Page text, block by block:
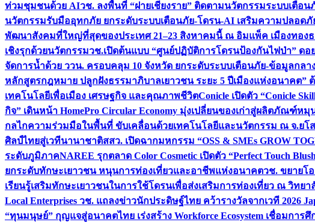
ท่วมชุมชนด้วย AIวช. ลงพื้นที่ “ฝายเชียงราย” ติดตามนวัตกรรมระบบเตื
นวัตกรรมรับมืออุทกภัย ยกระดับระบบเตือนภัย-โดรน-AI เสริมความปลอด
พัฒนาสังคมที่ใหญ่ที่สุดของประเทศ 21–23 สิงหาคมนี้ ณ อิมแพ็ค เมืองทอง
เชิงรุกด้วยนวัตกรรมวช.เปิดต้นแบบ “ศูนย์ปฏิบัติการโดรนป้องกันไฟป่า” ดอ
จัดการน้ำด้วย ววน. ครอบคลุม 10 จังหวัด ยกระดับระบบเตือนภัย-ข้อมูลกลา
หลักสูตรกฎหมาย ปลูกฝังธรรมาภิบาลเยาวชน ระยะ 5 ปีเมืองแห่งอนาคต”
เทคโนโลยีเพื่อเมือง เศรษฐกิจ และคุณภาพชีวิตConicle เปิดตัว “Conicle
กิจ” เดินหน้า HomePro Circular Economy มุ่งเปลี่ยนของเก่าสู่ผลิตภัณฑ์หมุ
กลไกความร่วมมือในพื้นที่ ขับเคลื่อนด้วยเทคโนโลยีและนวัตกรรม ณ จ.ยโ
ศิลป์ไทยสู่เวทีนานาชาติสสว. เปิดฉากมหกรรม “OSS & SMEs GROW
ระดับภูมิภาคNAREE รุกตลาด Color Cosmetic เปิดตัว “Perfect Touch
ยกระดับทักษะเยาวชน หนุนการท่องเที่ยวและอาชีพแห่งอนาคตวช. ขยายโ
เรียนรู้เสริมทักษะเยาวชนในการใช้โดรนเพื่อส่งเสริมการท่องเที่ยว ณ วิทย
Local Enterprises วช. แถลงข่าวนักประดิษฐ์ไทย คว้ารางวัลจากเวที 2026
“ทุนมนุษย์” กุญแจสู่อนาคตไทย เร่งสร้าง Workforce Ecosystem เชื่อมการ